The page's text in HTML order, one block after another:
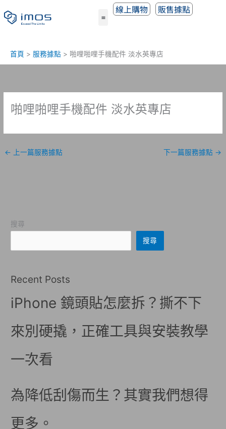
至
線上購物 販售據點
首頁 服務據點 啪哩啪哩手機配件 淡水英專店
啪哩啪哩手機配件 淡水英專店
← 上一篇服務據點 下一篇服務據點 →
搜尋
搜尋
Recent Posts
iPhone 鏡頭貼怎麼拆？撕不下
來別硬撬，正確工具與安裝教學
一次看
為降低刮傷而生？其實我們想得
更多。